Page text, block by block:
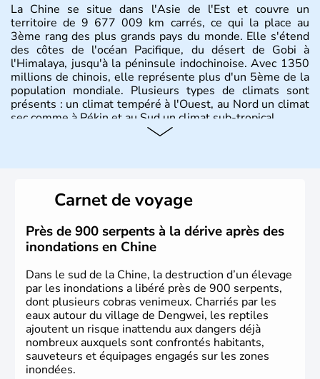
La Chine se situe dans l'Asie de l'Est et couvre un
territoire de 9 677 009 km carrés, ce qui la place au
3ème rang des plus grands pays du monde. Elle s'étend
des côtes de l'océan Pacifique, du désert de Gobi à
l'Himalaya, jusqu'à la péninsule indochinoise. Avec 1350
millions de chinois, elle représente plus d'un 5ème de la
population mondiale. Plusieurs types de climats sont
présents : un climat tempéré à l'Ouest, au Nord un climat
sec comme à Pékin et au Sud un climat sub-tropical.
dynasties. La dynastie Qing a été la dernière à régner
jusqu'aux guerres de l'opium lorsque la Chine s'est
constituée comme nation et a retrouvé son indépendance
en 1945. Illustre pays en matière d'inventions avant-
gardistes, la Chine a été la première utilisatrice du papier,
de l'imprimerie à caractères mobiles, de la boussole et de
la poudre à canon.
Carnet de voyage
Près de 900 serpents à la dérive après des
inondations en Chine
Dans le sud de la Chine, la destruction d’un élevage
par les inondations a libéré près de 900 serpents,
dont plusieurs cobras venimeux. Charriés par les
eaux autour du village de Dengwei, les reptiles
ajoutent un risque inattendu aux dangers déjà
nombreux auxquels sont confrontés habitants,
sauveteurs et équipages engagés sur les zones
inondées.